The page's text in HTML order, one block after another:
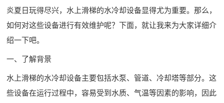
炎夏日玩得尽兴，水上滑梯的水冷却设备显得尤为重要。那么，
如何对这些设备进行有效维护呢？下面，就让我来为大家详细介
绍一下吧。
一、了解背景
水上滑梯的水冷却设备主要包括水泵、管道、冷却塔等部分。这
些设备在运行过程中，容易受到水质、气温等因素的影响，因此